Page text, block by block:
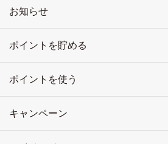
お知らせ
ポイントを貯める
ポイントを使う
キャンペーン